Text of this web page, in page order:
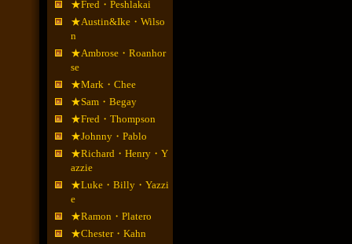
★Fred・Peshlakai
★Austin&Ike・Wilso
n
★Ambrose・Roanhor
se
★Mark・Chee
★Sam・Begay
★Fred・Thompson
★Johnny・Pablo
★Richard・Henry・Y
azzie
★Luke・Billy・Yazzi
e
★Ramon・Platero
★Chester・Kahn